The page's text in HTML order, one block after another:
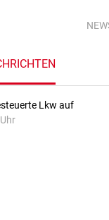
Lkw auf